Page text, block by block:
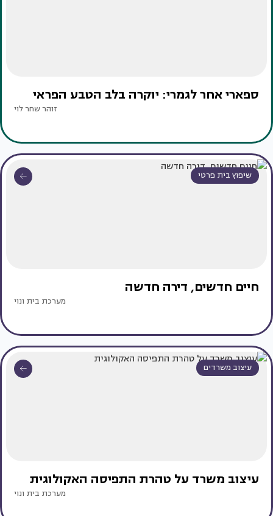
ספארי אחר לגמרי: יוקרה בלב הטבע הפראי
זוהר שחר לוי
שיפוץ בית פרטי
חיים חדשים, דירה חדשה
מערכת בית ונוי
עיצוב משרדים
עיצוב משרד על טהרת התפיסה האקולוגית
מערכת בית ונוי